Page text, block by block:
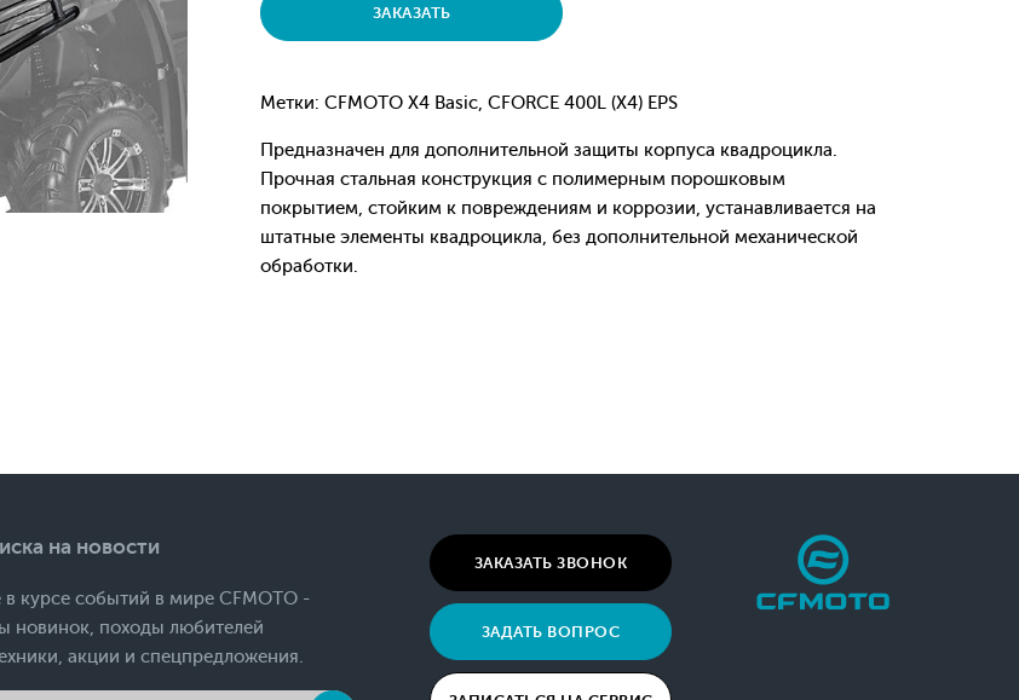
ЗАКАЗАТЬ
Метки: CFMOTO X4 Basic, CFORCE 400L (X4) EPS
Предназначен для дополнительной защиты корпуса квадроцикла.
Прочная стальная конструкция с полимерным порошковым
покрытием, стойким к повреждениям и коррозии, устанавливается на
штатные элементы квадроцикла, без дополнительной механической
обработки.
на новости
в курсе событий в мире CFMOTO -
новинок, походы любителей
акции и спецпредложения.
ЗАКАЗАТЬ ЗВОНОК
ЗАДАТЬ ВОПРОС